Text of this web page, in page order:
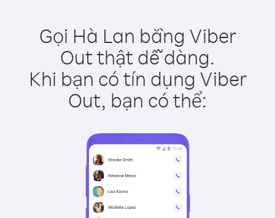
Gọi Hà Lan bằng Viber
Out thật dễ dàng.
Khi bạn có tín dụng Viber
Out, bạn có thể: